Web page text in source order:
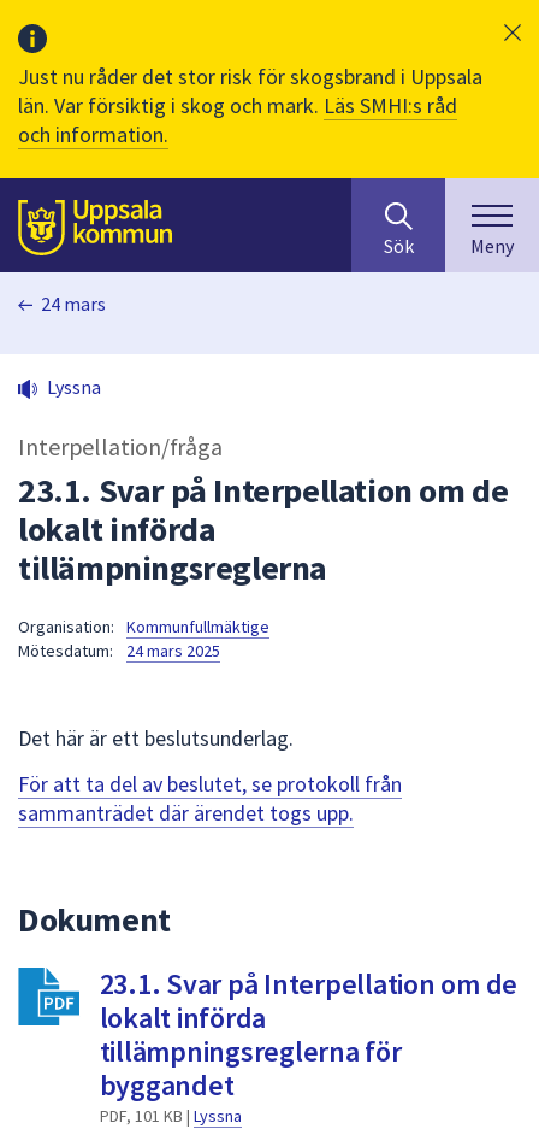
Just nu råder det stor risk för skogsbrand i Uppsala
län. Var försiktig i skog och mark. Läs SMHI:s råd
och information.
Till sidans
huvudinnehåll
efter
innehåll
på
sökfältet
kommer
att
navigera
mellan
att
välja
av
Sök Meny
24 mars
Lyssna
Interpellation/fråga
23.1. Svar på Interpellation om de
lokalt införda
tillämpningsreglerna
Organisation:
Kommunfullmäktige
Mötesdatum:
24 mars 2025
Det här är ett beslutsunderlag.
För att ta del av beslutet, se protokoll från
sammanträdet där ärendet togs upp.
Dokument
23.1. Svar på Interpellation om de
lokalt införda
tillämpningsreglerna för
byggandet
PDF, 101 KB | Lyssna